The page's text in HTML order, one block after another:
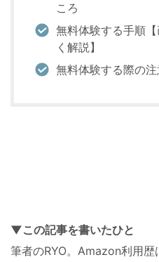
ころ
無料体験する手順
く解説】
無料体験する際の注
▼この記事を書いたひと
筆者のRYO。Amazon利用